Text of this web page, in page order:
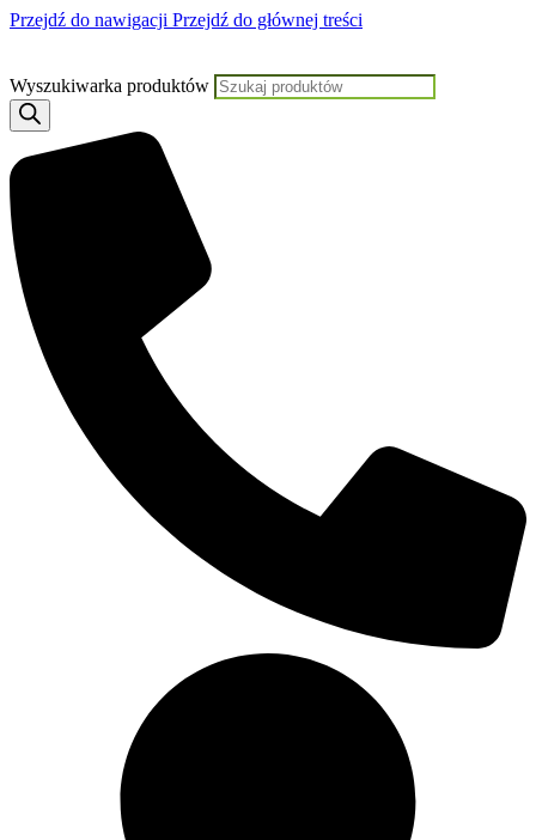
Przejdź do nawigacji Przejdź do głównej treści
Wyszukiwarka produktów